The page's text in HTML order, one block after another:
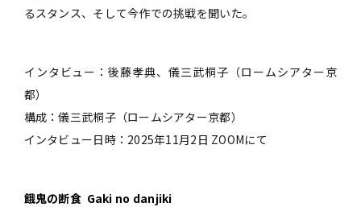
るスタンス、そして今作での挑戦を聞いた。
インタビュー：後藤孝典、儀三武桐子（ロームシアター京
都）
構成：儀三武桐子（ロームシアター京都）
インタビュー日時：2025年11月2日 ZOOMにて
餓鬼の断食 Gaki no danjiki